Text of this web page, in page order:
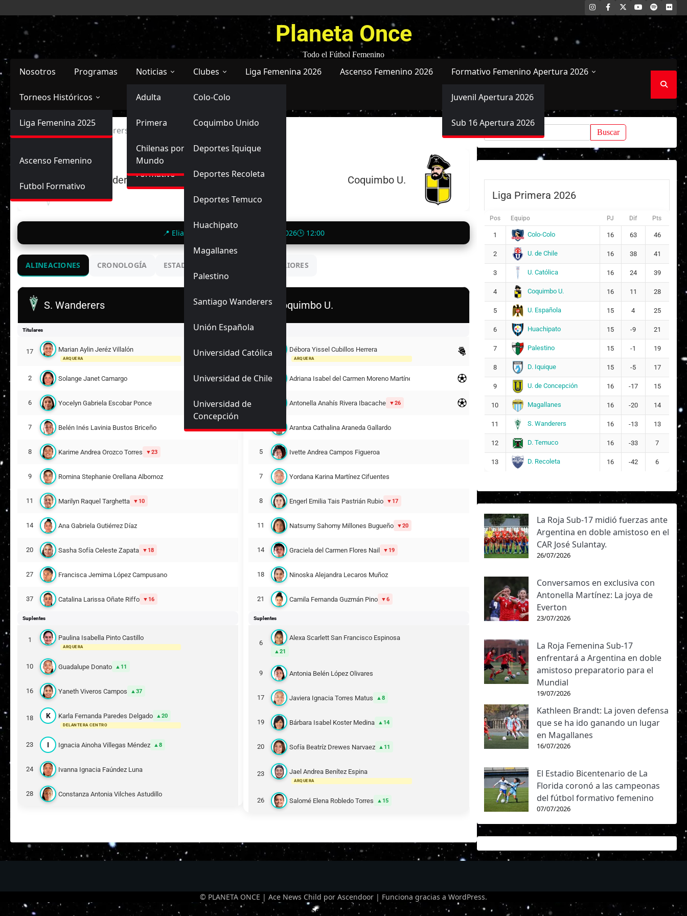
al
contenido
INSTAGRAM
FACEBOOK YOUTUBE
SPOTIFY
Planeta Once
Todo el Fútbol Femenino
Nosotros Programas Noticias
Selección Chilena
Adulta
Sub-20
Sub-17
Futbol Nacional
Primera
Ascenso
Formativo
Futbol Internacional
Chilenas por el
Mundo
Clubes
Primera
Colo-Colo
Coquimbo Unido
Deportes Iquique
Deportes Recoleta
Deportes Temuco
Huachipato
Magallanes
Palestino
Santiago Wanderers
Unión Española
Universidad Católica
Universidad de Chile
Universidad de
Concepción
Ascenso
Liga Femenina 2026 Ascenso Femenino 2026 Formativo Femenino Apertura 2026
Juvenil Apertura 2026
Sub 16 Apertura 2026
Torneos Históricos
Primera División
Femenina
Liga Femenina 2025
Ascenso Femenino
Futbol Formativo
Inicio Santiago Wanderers vs Coquimbo Unido
S. Wanderers Coquimbo U.
0-2
📍 Elias Figueroa Brander 📅 20/06/2026🕒 12:00
ALINEACIONES CRONOLOGÍA ESTADIO ENCUENTROS ANTERIORES
S. Wanderers
Titulares
17 Marian Aylin Jeréz Villalón
ARQUERA
2 Solange Janet Camargo
6 Yocelyn Gabriela Escobar Ponce
7 Belén Inés Lavinia Bustos Briceño
8 Karime Andrea Orozco Torres 23
9 Romina Stephanie Orellana Albornoz
11 Marilyn Raquel Targhetta 10
14 Ana Gabriela Gutiérrez Díaz
20 Sasha Sofía Celeste Zapata 18
27 Francisca Jemima López Campusano
37 Catalina Larissa Oñate Riffo 16
Suplentes
1 Paulina Isabella Pinto Castillo
ARQUERA
10 Guadalupe Donato 11
16 Yaneth Viveros Campos 37
18 K Karla Fernanda Paredes Delgado 20
DELANTERA CENTRO
23 I Ignacia Ainoha Villegas Méndez 8
24 Ivanna Ignacia Faúndez Luna
28 Constanza Antonia Vilches Astudillo
Coquimbo U.
1 Débora Yissel Cubillos Herrera
ARQUERA
10 Adriana Isabel del Carmen Moreno Martínez
Antonella Anahís Rivera Ibacache 26
4 Arantxa Cathalina Araneda Gallardo
5 Ivette Andrea Campos Figueroa
7 Yordana Karina Martínez Cifuentes
8 Engerl Emilia Tais Pastrián Rubio 17
11 Natsumy Sahomy Millones Bugueño 20
14 Graciela del Carmen Flores Nail 19
18 Ninoska Alejandra Lecaros Muñoz
21 Camila Fernanda Guzmán Pino 6
Suplentes
6
Alexa Scarlett San Francisco Espinosa
21
9 Antonia Belén López Olivares
17 Javiera Ignacia Torres Matus 8
19 Bárbara Isabel Koster Medina 14
20 Sofía Beatríz Drewes Narvaez 11
23 Jael Andrea Benítez Espina
ARQUERA
26 Salomé Elena Robledo Torres 15
Buscar:
Liga Primera 2026
Pos Equipo PJ Dif Pts
1 Colo-Colo 16 63 46
2 U. de Chile 16 38 41
3 U. Católica 16 24 39
4 Coquimbo U. 16 11 28
5 U. Española 15 4 25
6 Huachipato 15 -9 21
7 Palestino 15 -1 19
8 D. Iquique 15 -5 17
9 U. de Concepción 16 -17 15
10 Magallanes 16 -20 14
11 S. Wanderers 16 -13 13
12 D. Temuco 16 -33 7
13 D. Recoleta 16 -42 6
La Roja Sub-17 midió fuerzas ante
Argentina en doble amistoso en el
CAR José Sulantay.
26/07/2026
Conversamos en exclusiva con
Antonella Martínez: La joya de
Everton
23/07/2026
La Roja Femenina Sub-17
enfrentará a Argentina en doble
amistoso preparatorio para el
Mundial
19/07/2026
Kathleen Brandt: La joven defensa
que se ha ido ganando un lugar
en Magallanes
16/07/2026
El Estadio Bicentenario de La
Florida coronó a las campeonas
del fútbol formativo femenino
07/07/2026
© PLANETA ONCE | Ace News Child por Ascendoor | Funciona gracias a WordPress.
Optimized by Seraphinite Accelerator